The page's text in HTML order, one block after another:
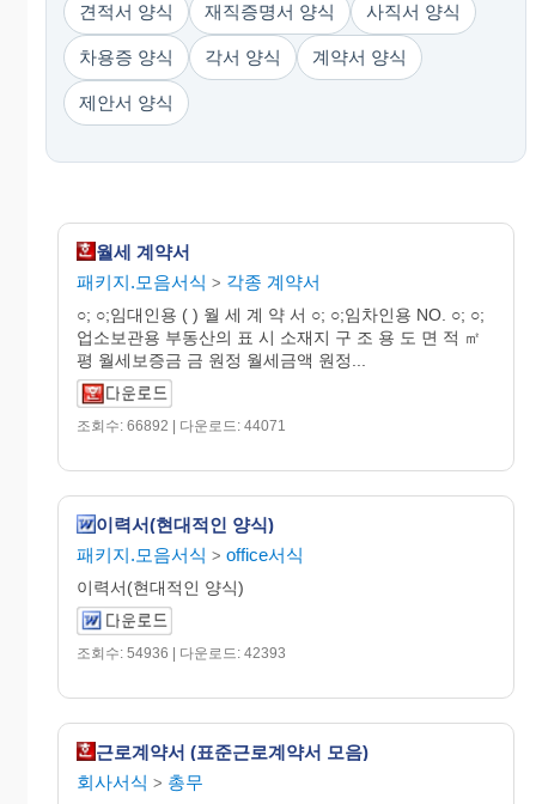
견적서 양식 재직증명서 양식 사직서 양식
차용증 양식 각서 양식 계약서 양식
제안서 양식
월세 계약서
패키지.모음서식 > 각종 계약서
○; ○;임대인용 ( ) 월 세 계 약 서 ○; ○;임차인용 NO. ○; ○;
업소보관용 부동산의 표 시 소재지 구 조 용 도 면 적 ㎡
평 월세보증금 금 원정 월세금액 원정...
조회수: 66892 | 다운로드: 44071
이력서(현대적인 양식)
패키지.모음서식 > office서식
이력서(현대적인 양식)
조회수: 54936 | 다운로드: 42393
근로계약서 (표준근로계약서 모음)
회사서식 > 총무